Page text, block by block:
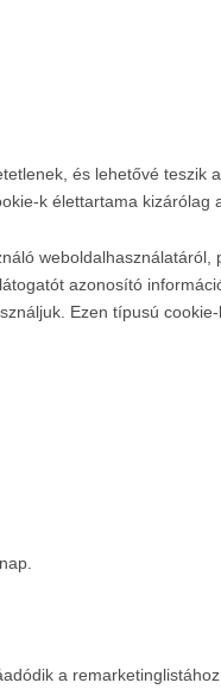
és lehetővé teszik
k élettartama kizárólag
weboldalhasználatáról,
azonosító
Ezen típusú
a